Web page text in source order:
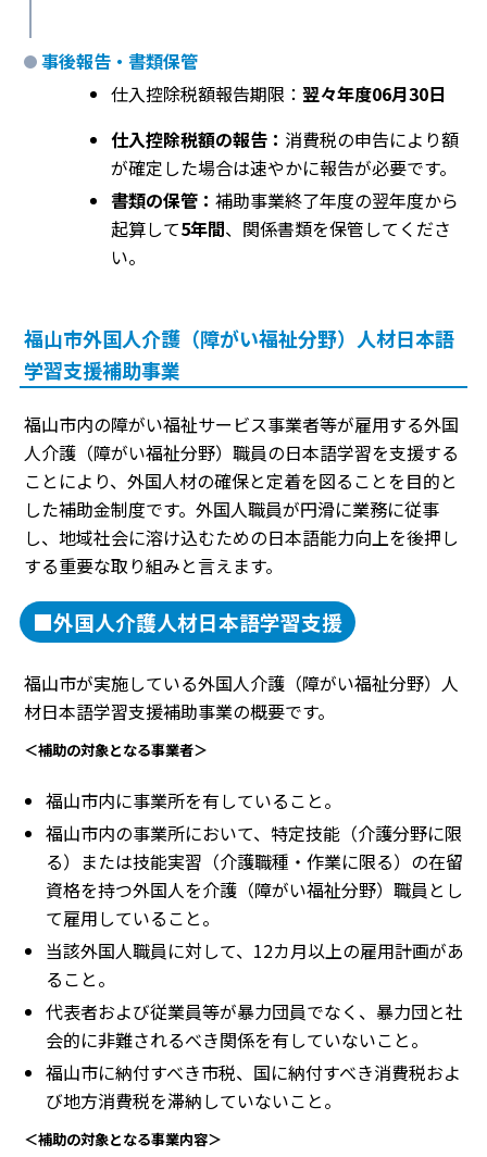
事後報告・書類保管
仕入控除税額報告期限： 翌々年度06月30日
仕入控除税額の報告： 消費税の申告により額
が確定した場合は速やかに報告が必要です。
書類の保管： 補助事業終了年度の翌年度から
起算して5年間、関係書類を保管してくださ
い。
福山市外国人介護（障がい福祉分野）人材日本語
学習支援補助事業
福山市内の障がい福祉サービス事業者等が雇用する外国
人介護（障がい福祉分野）職員の日本語学習を支援する
ことにより、外国人材の確保と定着を図ることを目的と
した補助金制度です。外国人職員が円滑に業務に従事
し、地域社会に溶け込むための日本語能力向上を後押し
する重要な取り組みと言えます。
■外国人介護人材日本語学習支援
福山市が実施している外国人介護（障がい福祉分野）人
材日本語学習支援補助事業の概要です。
＜補助の対象となる事業者＞
福山市内に事業所を有していること。
福山市内の事業所において、特定技能（介護分野に限
る）または技能実習（介護職種・作業に限る）の在留
資格を持つ外国人を介護（障がい福祉分野）職員とし
て雇用していること。
当該外国人職員に対して、12カ月以上の雇用計画があ
ること。
代表者および従業員等が暴力団員でなく、暴力団と社
会的に非難されるべき関係を有していないこと。
福山市に納付すべき市税、国に納付すべき消費税およ
び地方消費税を滞納していないこと。
＜補助の対象となる事業内容＞